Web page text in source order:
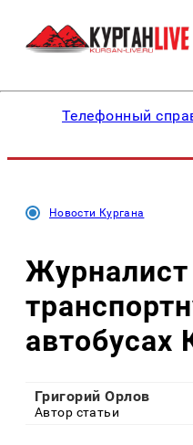
Телефонный
Новости Кургана
Журналист
автобусах
Григорий Орлов
Автор статьи